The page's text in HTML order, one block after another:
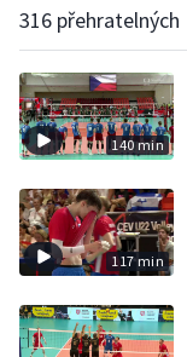
316 přehratelných
140 min
117 min